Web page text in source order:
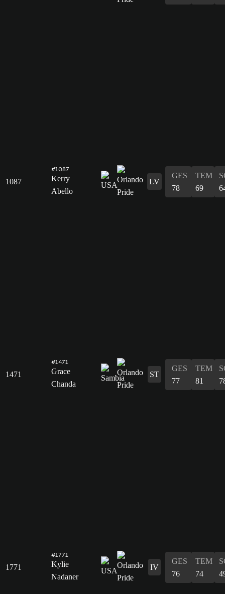
1087
#1087
Kerry
Abello
LV
GES
78
TEM
69
1471
#1471
Grace
Chanda
ST
GES
77
TEM
81
1771
#1771
Kylie
Nadaner
IV
GES
76
TEM
74